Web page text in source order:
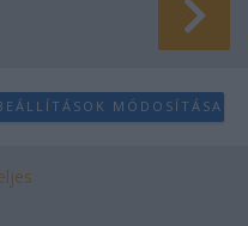
MÓDOSÍTÁSA